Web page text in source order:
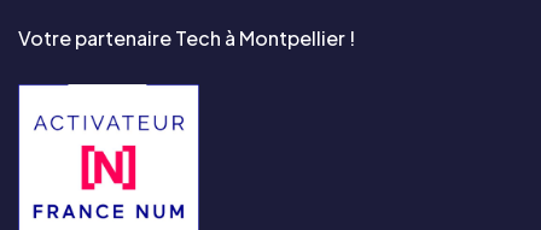
Votre partenaire Tech à Montpellier !